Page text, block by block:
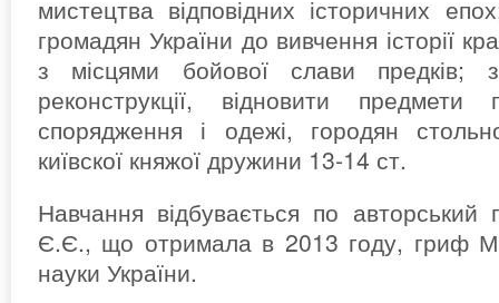
мистецтва відповідних історичних
громадян України до вивчення історії
з місцями бойової слави предків;
реконструкції, відновити предмети
спорядження і одежі, городян
київскої княжої дружини 13-14 ст.
Навчання відбувається по авторський
Є.Є., що отримала в 2013 году, гриф
науки України.